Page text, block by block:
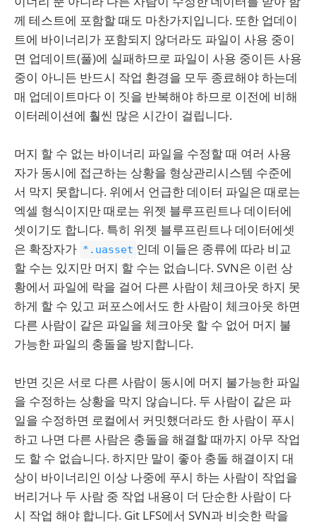
께 테스트에 포함할 때도 마찬가지입니다. 또한 업데이
트에 바이너리가 포함되지 않더라도 파일이 사용 중이
면 업데이트(풀)에 실패하므로 파일이 사용 중이든 사용
중이 아니든 반드시 작업 환경을 모두 종료해야 하는데
매 업데이트마다 이 짓을 반복해야 하므로 이전에 비해
이터레이션에 훨씬 많은 시간이 걸립니다.
머지 할 수 없는 바이너리 파일을 수정할 때 여러 사용
자가 동시에 접근하는 상황을 형상관리시스템 수준에
서 막지 못합니다. 위에서 언급한 데이터 파일은 때로는
엑셀 형식이지만 때로는 위젯 블루프린트나 데이터에
셋이기도 합니다. 특히 위젯 블루프린트나 데이터에셋
은 확장자가 *.uasset 인데 이들은 종류에 따라 비교
할 수는 있지만 머지 할 수는 없습니다. SVN은 이런 상
황에서 파일에 락을 걸어 다른 사람이 체크아웃 하지 못
하게 할 수 있고 퍼포스에서도 한 사람이 체크아웃 하면
다른 사람이 같은 파일을 체크아웃 할 수 없어 머지 불
가능한 파일의 충돌을 방지합니다.
반면 깃은 서로 다른 사람이 동시에 머지 불가능한 파일
을 수정하는 상황을 막지 않습니다. 두 사람이 같은 파
일을 수정하면 로컬에서 커밋했더라도 한 사람이 푸시
하고 나면 다른 사람은 충돌을 해결할 때까지 아무 작업
도 할 수 없습니다. 하지만 말이 좋아 충돌 해결이지 대
상이 바이너리인 이상 나중에 푸시 하는 사람이 작업을
버리거나 두 사람 중 작업 내용이 더 단순한 사람이 다
시 작업 해야 합니다. Git LFS에서 SVN과 비슷한 락을